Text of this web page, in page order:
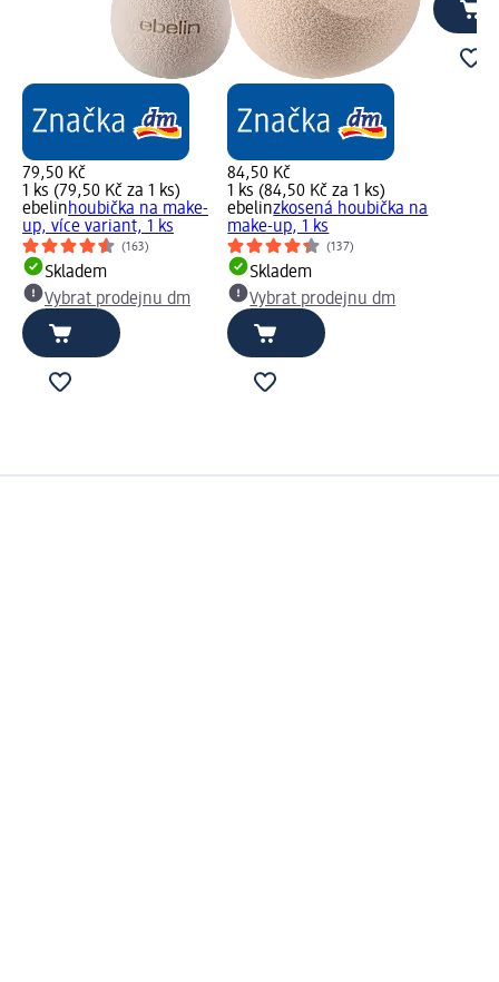
79,50 Kč
1 ks (79,50 Kč za 1 ks)
ebelinhoubička na make-
up, více variant, 1 ks
(163)
Skladem
Vybrat prodejnu dm
84,50 Kč
1 ks (84,50 Kč za 1 ks)
ebelinzkosená houbička na
make-up, 1 ks
(137)
Skladem
Vybrat prodejnu dm